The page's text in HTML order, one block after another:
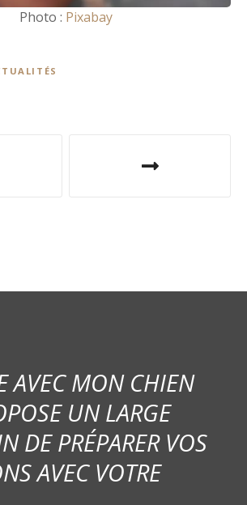
Photo : Pixabay
AVEC MON CHIEN
UN LARGE
DE PRÉPARER VOS
AVEC VOTRE